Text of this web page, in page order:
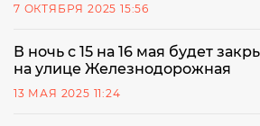
7 ОКТЯБРЯ 2025 15:56
В ночь с 15 на 16 мая будет
на улице Железнодорожная
13 МАЯ 2025 11:24